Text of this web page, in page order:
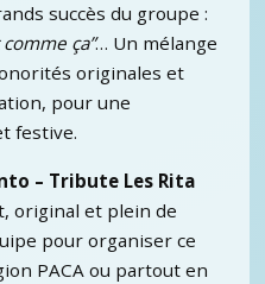
succès du groupe :
comme ça”… Un mélange
originales et
pour une
festive.
– Tribute Les Rita
original et plein de
pour organiser ce
PACA ou partout en